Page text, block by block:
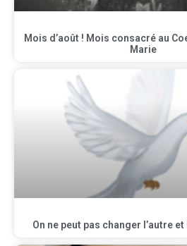
Mois d’août ! Mois consacré au
Marie
On ne peut pas changer l’autre et